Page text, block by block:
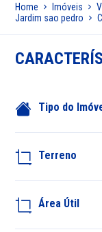
Home Imóveis
Jardim sao pedro
Tipo do
Terreno
Área Útil